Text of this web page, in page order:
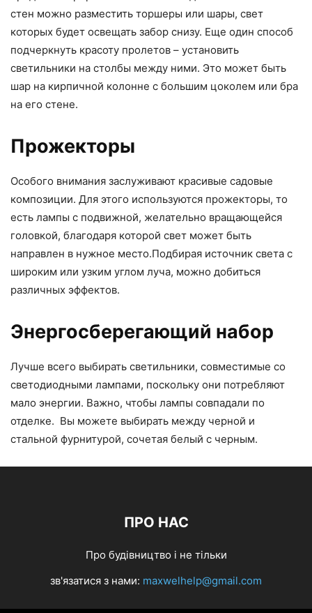
стен можно разместить торшеры или шары, свет
которых будет освещать забор снизу. Еще один способ
подчеркнуть красоту пролетов – установить
светильники на столбы между ними. Это может быть
шар на кирпичной колонне с большим цоколем или бра
на его стене.
Прожекторы
Особого внимания заслуживают красивые садовые
композиции. Для этого используются прожекторы, то
есть лампы с подвижной, желательно вращающейся
головкой, благодаря которой свет может быть
направлен в нужное место.Подбирая источник света с
широким или узким углом луча, можно добиться
различных эффектов.
Энергосберегающий набор
Лучше всего выбирать светильники, совместимые со
светодиодными лампами, поскольку они потребляют
мало энергии. Важно, чтобы лампы совпадали по
отделке. Вы можете выбирать между черной и
стальной фурнитурой, сочетая белый с черным.
ПРО НАС
Про будівництво і не тільки
зв'язатися з нами: maxwelhelp@gmail.com